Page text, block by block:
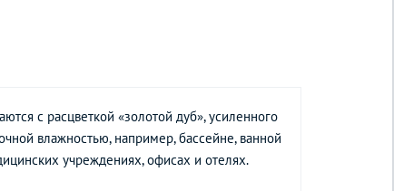
с расцветкой «золотой дуб», усиленного
влажностью, например, бассейне, ванной
учреждениях, офисах и отелях.